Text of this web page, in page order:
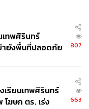
เทพศิรินทร์
ยังพื้นที่ปลอดภัย
807
เรียนเทพศิรินทร์
ฆษก ตร. เร่ง
663